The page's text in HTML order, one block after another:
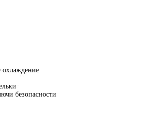
безопасности